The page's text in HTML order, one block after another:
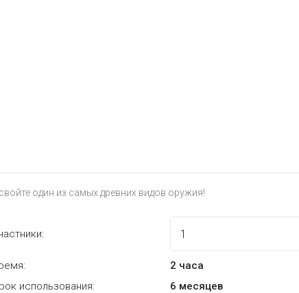
один из самых древних видов оружия!
2 часа
использования:
6 месяцев